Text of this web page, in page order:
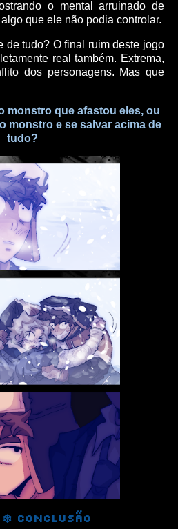
o mental arruinado de
que ele não podia controlar.
de tudo? O final ruim deste jogo
real também. Extrema,
dos personagens. Mas que
monstro que afastou eles, ou
monstro e se salvar acima de
tudo?
❄️ CONCLUSÃO